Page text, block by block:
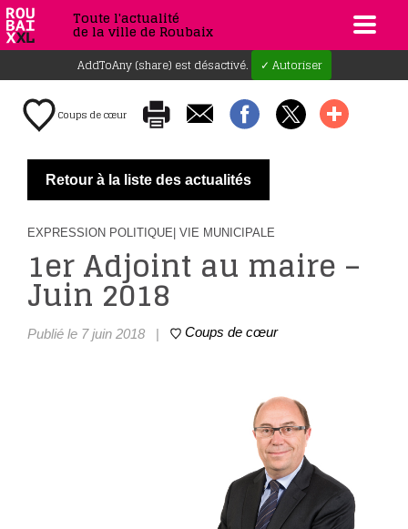
Toute l'actualité
de la ville de Roubaix
AddToAny (share) est désactivé. ✓ Autoriser
Coups de cœur
Retour à la liste des actualités
EXPRESSION POLITIQUE | VIE MUNICIPALE
1er Adjoint au maire –
Juin 2018
Publié le 7 juin 2018 | Coups de cœur